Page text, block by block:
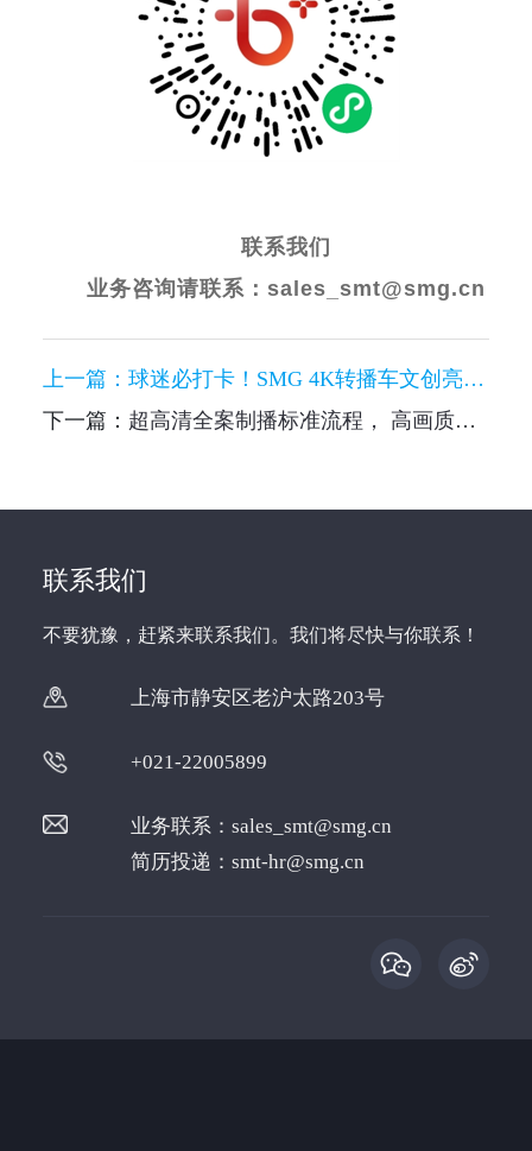
联系我们
业务咨询请联系：sales_smt@smg.cn
上一篇： 球迷必打卡！SMG 4K转播车文创亮相东方明珠世界杯快闪店，错过等一年~
下一篇： 超高清全案制播标准流程， 高画质全景呈现上海影视双节
联系我们
不要犹豫，赶紧来联系我们。我们将尽快与你联系！
上海市静安区老沪太路203号
+021-22005899
业务联系： sales_smt@smg.cn
简历投递： smt-hr@smg.cn